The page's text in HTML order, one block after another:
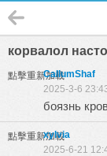
корвалол
點擊重新加載CallumShaf
2025-3-6
боязнь
點擊重新加載
xylvia
2025-6-21